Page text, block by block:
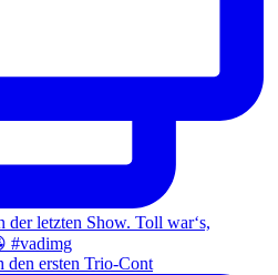
den ersten Trio-Cont